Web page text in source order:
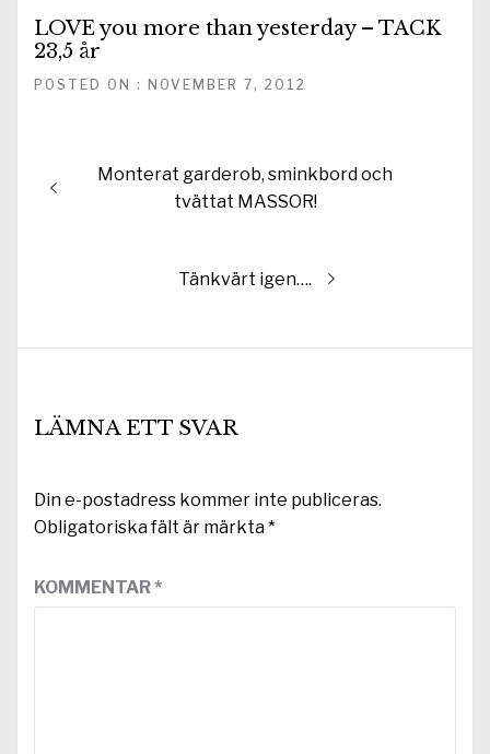
LOVE you more than yesterday – TACK
23,5 år
POSTED ON : NOVEMBER 7, 2012
Inläggsnavigering
Föregående
Monterat garderob, sminkbord och
tvättat MASSOR!
Nästa
Tänkvärt igen….
LÄMNA ETT SVAR
Din e-postadress kommer inte publiceras.
Obligatoriska fält är märkta*
KOMMENTAR*